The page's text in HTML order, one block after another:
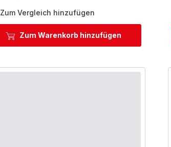
Zum Vergleich hinzufügenExperience
Unbreakable
3-
FusionCore
Zum Warenkorb hinzufügen